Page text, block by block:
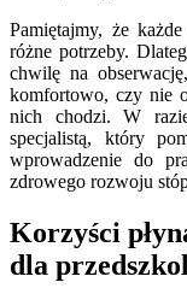
Pamiętajmy, że
różne potrzeby.
chwilę na
komfortowo, czy nie
nich chodzi. W
specjalistą, który
wprowadzenie do
zdrowego rozwoju
Korzyści
dla